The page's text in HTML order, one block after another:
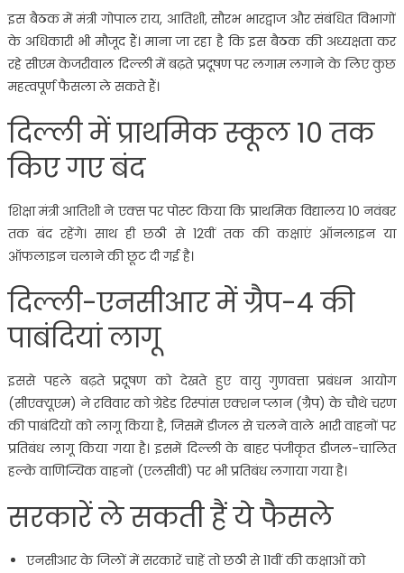
इस बैठक में मंत्री गोपाल राय, आतिशी, सौरभ भारद्वाज और संबंधित विभागों
के अधिकारी भी मौजूद हैं। माना जा रहा है कि इस बैठक की अध्यक्षता कर
रहे सीएम केजरीवाल दिल्ली में बढ़ते प्रदूषण पर लगाम लगाने के लिए कुछ
महत्वपूर्ण फैसला ले सकते हैं।
दिल्ली में प्राथमिक स्कूल 10 तक
किए गए बंद
शिक्षा मंत्री आतिशी ने एक्स पर पोस्ट किया कि प्राथमिक विद्यालय 10 नवंबर
तक बंद रहेंगे। साथ ही छठी से 12वीं तक की कक्षाएं ऑनलाइन या
ऑफलाइन चलाने की छूट दी गई है।
दिल्ली-एनसीआर में ग्रैप-4 की
पाबंदियां लागू
इससे पहले बढ़ते प्रदूषण को देखते हुए वायु गुणवत्ता प्रबंधन आयोग
(सीएक्यूएम) ने रविवार को ग्रेडेड रिस्पांस एक्शन प्लान (ग्रैप) के चौथे चरण
की पाबंदियों को लागू किया है, जिसमें डीजल से चलने वाले भारी वाहनों पर
प्रतिबंध लागू किया गया है। इसमें दिल्ली के बाहर पंजीकृत डीजल-चालित
हल्के वाणिज्यिक वाहनों (एलसीवी) पर भी प्रतिबंध लगाया गया है।
सरकारें ले सकती हैं ये फैसले
एनसीआर के जिलों में सरकारें चाहें तो छठी से 11वीं की कक्षाओं को